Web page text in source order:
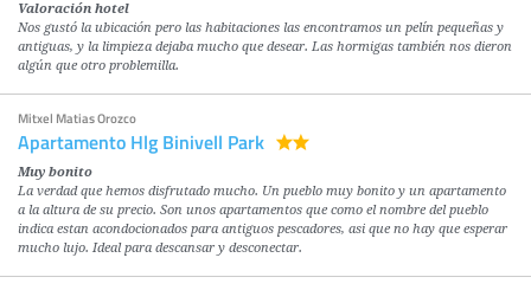
Valoración hotel
Nos gustó la ubicación pero las habitaciones las encontramos un pelín pequeñas y
antiguas, y la limpieza dejaba mucho que desear. Las hormigas también nos dieron
algún que otro problemilla.
Mitxel Matias Orozco
Apartamento Hlg Binivell Park
Muy bonito
La verdad que hemos disfrutado mucho. Un pueblo muy bonito y un apartamento
a la altura de su precio. Son unos apartamentos que como el nombre del pueblo
indica estan acondocionados para antiguos pescadores, asi que no hay que esperar
mucho lujo. Ideal para descansar y desconectar.